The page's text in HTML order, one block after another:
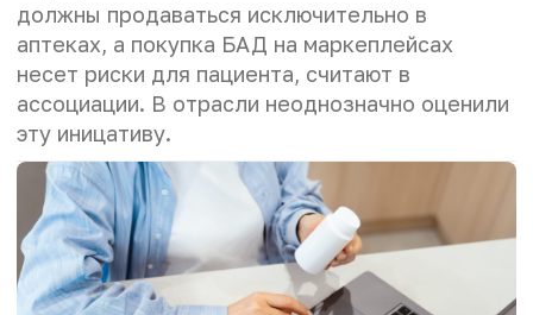
должны продаваться исключительно в
аптеках, а покупка БАД на маркеплейсах
несет риски для пациента, считают в
ассоциации. В отрасли неоднозначно оценили
эту иницативу.